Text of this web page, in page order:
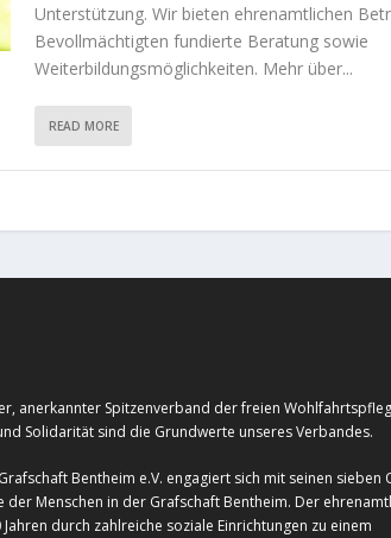
Unterstützung. Wir bieten ehrenamtlichen
Bevollmächtigten fundierte Beratung sowie
Weiterbildungsmöglichkeiten. Mehr über...
READ MORE
anerkannter Spitzenverband der freien
Solidarität sind die Grundwerte unseres Verbandes.
Bentheim e.V. engagiert sich mit seinen sieben
der Menschen in der Grafschaft Bentheim. Der
durch zahlreiche soziale Einrichtungen zu einem